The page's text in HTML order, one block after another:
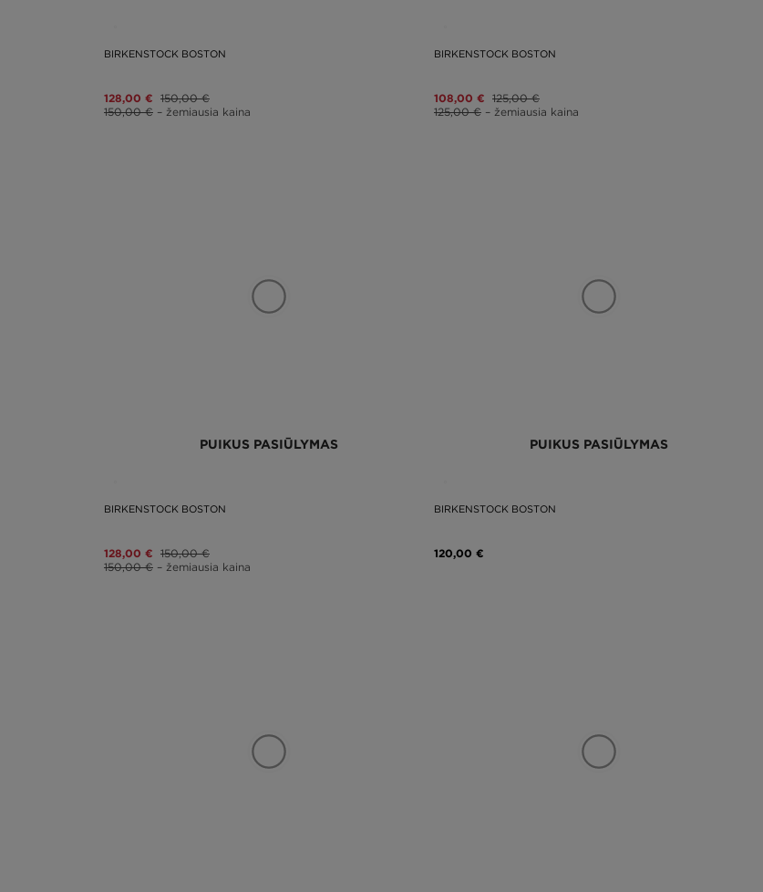
BIRKENSTOCK BOSTON
128,00 € 150,00 €
150,00 € – žemiausia kaina
BIRKENSTOCK BOSTON
108,00 € 125,00 €
125,00 € – žemiausia kaina
PUIKUS PASIŪLYMAS
BIRKENSTOCK BOSTON
128,00 € 150,00 €
150,00 € – žemiausia kaina
PUIKUS PASIŪLYMAS
BIRKENSTOCK BOSTON
120,00 €